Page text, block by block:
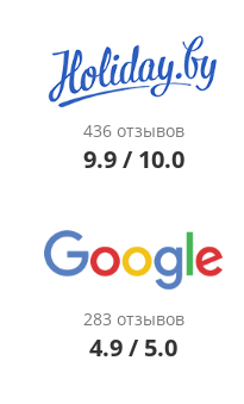
436 отзывов
9.9 / 10.0
283 отзывов
4.9 / 5.0